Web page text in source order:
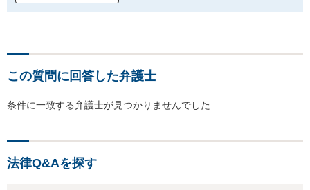
この質問に回答した弁護士
条件に一致する弁護士が見つかりませんでした
法律Q&Aを探す